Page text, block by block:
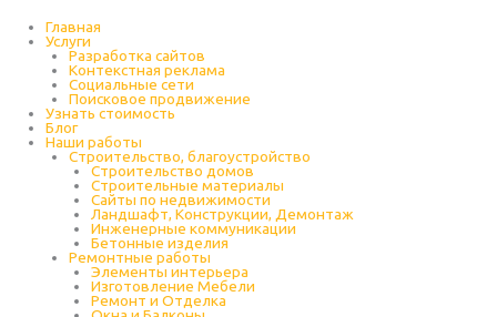
Главная
Услуги
Разработка сайтов
Контекстная реклама
Социальные сети
Поисковое продвижение
Узнать стоимость
Блог
Наши работы
Строительство, благоустройство
Строительство домов
Строительные материалы
Сайты по недвижимости
Ландшафт, Конструкции, Демонтаж
Инженерные коммуникации
Бетонные изделия
Ремонтные работы
Элементы интерьера
Изготовление Мебели
Ремонт и Отделка